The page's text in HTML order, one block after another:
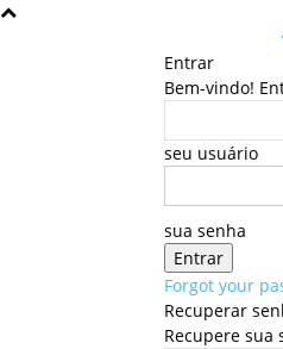
Entrar
Bem-vindo!
seu usuário
sua senha
Forgot your
Recuperar
Recupere sua